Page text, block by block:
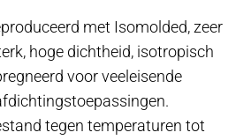
met Isomolded, zeer
hoge dichtheid, isotropisch
voor veeleisende
tegen temperaturen tot